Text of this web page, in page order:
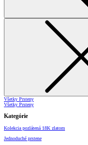
Všetky Prsteny
Všetky Prsteny
Kategórie
Kolekcia pozlátená 18K zlatom
Jednoduché prstene